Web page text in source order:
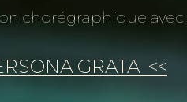
chorégraphique avec
GRATA <<